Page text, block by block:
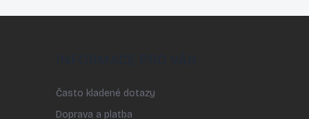
Často kladené dotazy
Doprava a platba